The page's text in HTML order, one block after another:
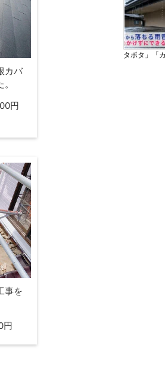
カバ
円
事を
円
タポタ」「